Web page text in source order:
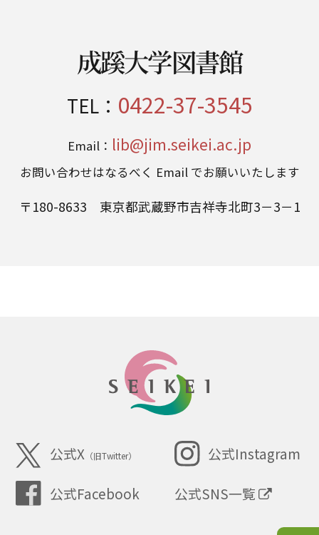
成蹊大学図書館
TEL： 0422-37-3545
Email： lib@jim.seikei.ac.jp
お問い合わせはなるべく Email でお願いいたします
〒180-8633 東京都武蔵野市吉祥寺北町3－3－1
公式X （旧Twitter） 公式Instagram
公式Facebook 公式SNS一覧